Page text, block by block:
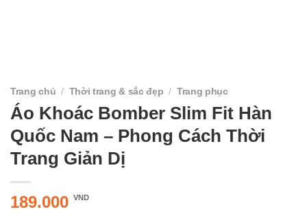
Trang chủ / Thời trang & sắc đẹp / Trang phục
Áo Khoác Bomber Slim Fit Hàn
Quốc Nam – Phong Cách Thời
Trang Giản Dị
189.000 VND